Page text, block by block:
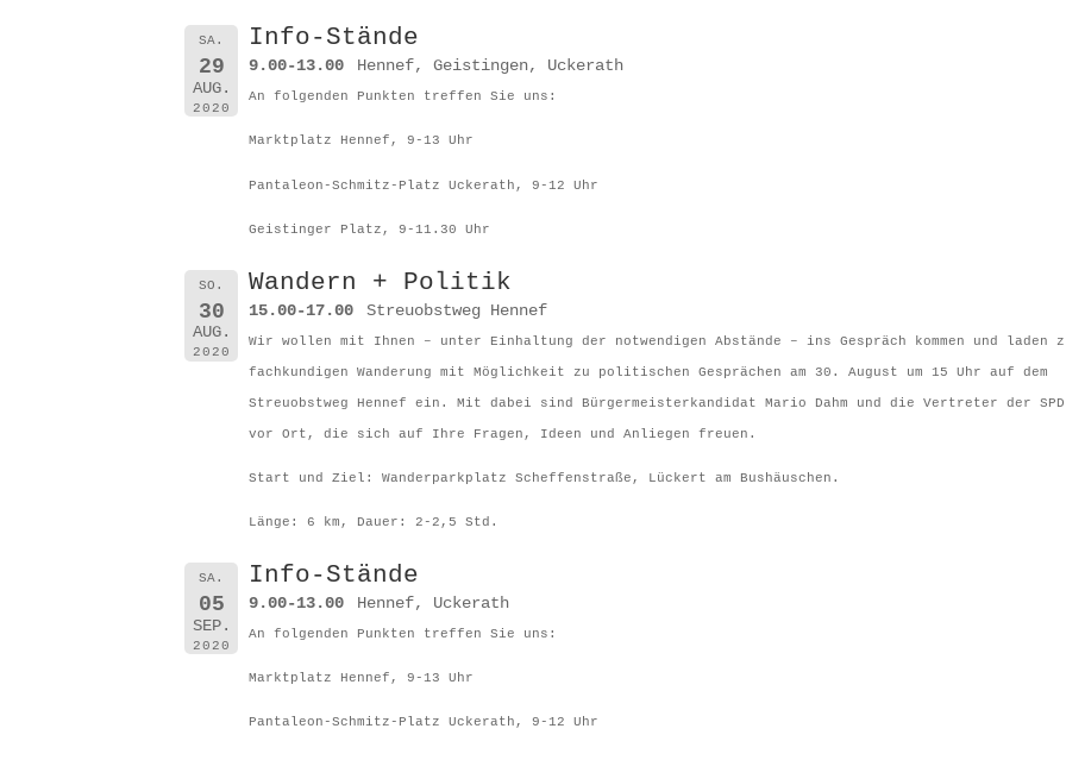
SA.
29
AUG.
2020
Info-Stände
9.00-13.00 Hennef, Geistingen, Uckerath
An folgenden Punkten treffen Sie uns:
Marktplatz Hennef, 9-13 Uhr
Pantaleon-Schmitz-Platz Uckerath, 9-12 Uhr
Geistinger Platz, 9-11.30 Uhr
SO.
30
AUG.
2020
Wandern + Politik
15.00-17.00 Streuobstweg Hennef
Wir wollen mit Ihnen – unter Einhaltung der notwendigen Abstände – ins Gespräch kommen und laden
fachkundigen Wanderung mit Möglichkeit zu politischen Gesprächen am 30. August um 15 Uhr auf dem
Streuobstweg Hennef ein. Mit dabei sind Bürgermeisterkandidat Mario Dahm und die Vertreter der SPD
vor Ort, die sich auf Ihre Fragen, Ideen und Anliegen freuen.
Start und Ziel: Wanderparkplatz Scheffenstraße, Lückert am Bushäuschen.
Länge: 6 km, Dauer: 2-2,5 Std.
SA.
05
SEP.
2020
Info-Stände
9.00-13.00 Hennef, Uckerath
An folgenden Punkten treffen Sie uns:
Marktplatz Hennef, 9-13 Uhr
Pantaleon-Schmitz-Platz Uckerath, 9-12 Uhr